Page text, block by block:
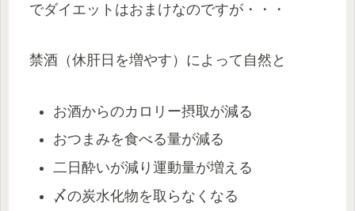
でダイエットはおまけなのですが・・・
禁酒（休肝日を増やす）によって自然と
お酒からのカロリー摂取が減る
おつまみを食べる量が減る
二日酔いが減り運動量が増える
〆の炭水化物を取らなくなる